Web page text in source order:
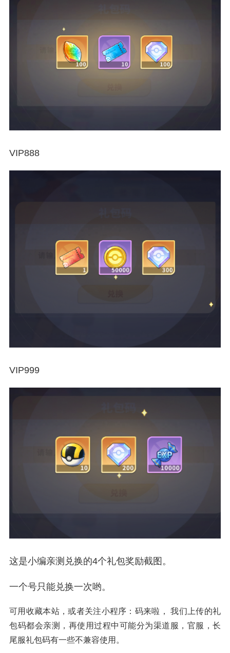
VIP888
VIP999
这是小编亲测兑换的4个礼包奖励截图。
一个号只能兑换一次哟。
可用收藏本站，或者关注小程序：码来啦， 我们上传的礼
包码都会亲测，再使用过程中可能分为渠道服，官服，长
尾服礼包码有一些不兼容使用。